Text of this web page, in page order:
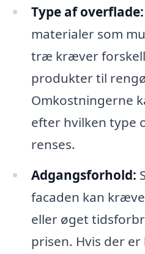
Type af overflade:
materialer som
træ kræver
produkter til
Omkostningerne
efter hvilken type
renses.
Adgangsforhold:
facaden kan
eller øget
prisen. Hvis der